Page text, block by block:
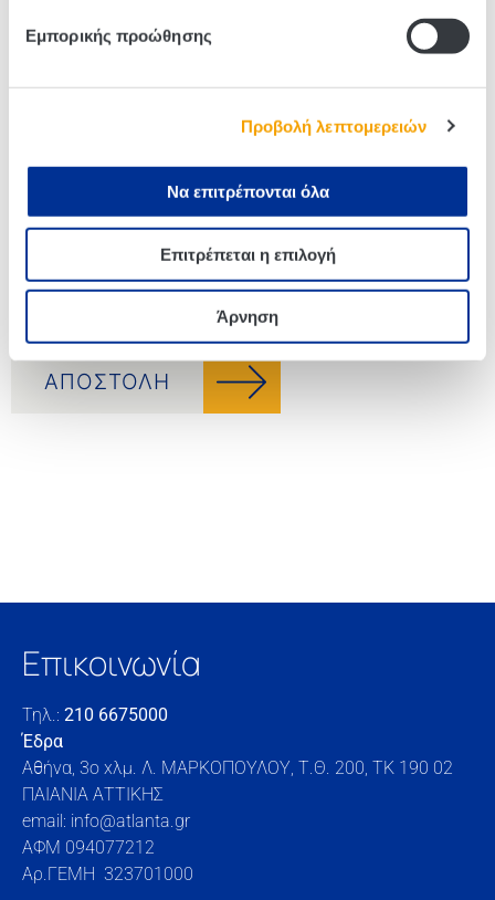
Εμπορικής προώθησης
Προβολή λεπτομερειών
Να επιτρέπονται όλα
Επιτρέπεται η επιλογή
Άρνηση
Επικοινωνία
Τηλ.: 210 6675000
Έδρα
Αθήνα, 3o xλμ. Λ. ΜΑΡΚΟΠΟΥΛΟΥ, Τ.Θ. 200, TK 190 02
ΠΑΙΑΝΙΑ ΑΤΤΙΚΗΣ
email: info@atlanta.gr
ΑΦΜ 094077212
Αρ.ΓΕΜΗ 323701000